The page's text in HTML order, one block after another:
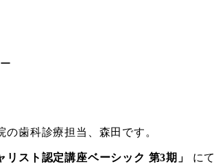
歯科診療担当、森田です。
リスト認定講座ベーシック 第3期」 に